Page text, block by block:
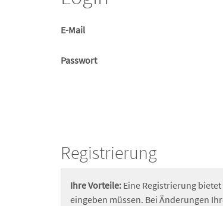
E-Mail
Passwort
Registrierung
Ihre Vorteile: Eine Registrierung
eingeben müssen. Bei Änderungen